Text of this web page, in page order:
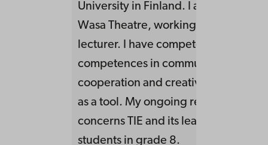
University in Finland. I am located in
Wasa Theatre, working as a actor as
lecturer. I have competence to
competences in communication,
cooperation and creativity using the
as a tool. My ongoing research
concerns TIE and its learning
students in grade 8.